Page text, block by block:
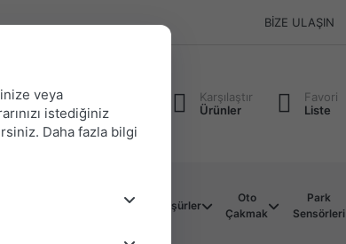
BIZE ULAŞIN
Karşılaştır
Ürünler
Favori
Liste
Merkezi
Müşürler
Oto
Çakmak
Park
Sensörleri
veya
istediğiniz
Daha fazla bilgi